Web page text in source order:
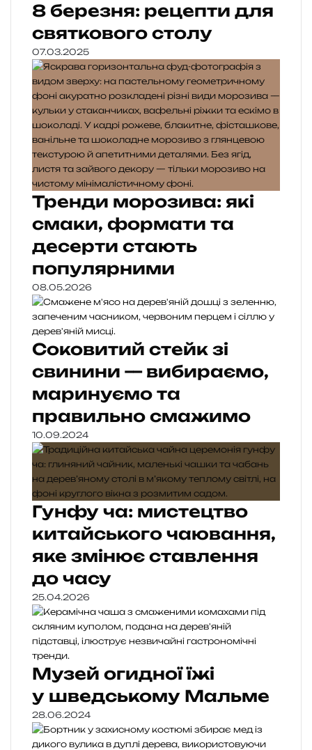
8 березня: рецепти для
святкового столу
07.03.2025
Тренди морозива: які
смаки, формати та
десерти стають
популярними
08.05.2026
Соковитий стейк зі
свинини — вибираємо,
маринуємо та
правильно смажимо
10.09.2024
Гунфу ча: мистецтво
китайського чаювання,
яке змінює ставлення
до часу
25.04.2026
Музей огидної їжі
у шведському Мальме
28.06.2024